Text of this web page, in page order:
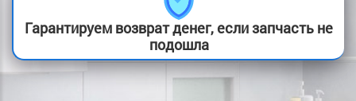
Гарантируем возврат денег, если запчасть не
подошла